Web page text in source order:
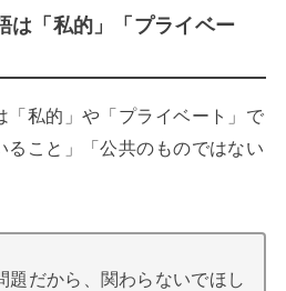
は「私的」「プライベー
「私的」や「プライベート」で
ること」「公共のものではない
題だから、関わらないでほし